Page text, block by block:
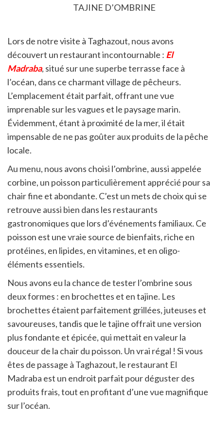
TAJINE D’OMBRINE
Lors de notre visite à Taghazout, nous avons
découvert un restaurant incontournable : El
Madraba, situé sur une superbe terrasse face à
l’océan, dans ce charmant village de pêcheurs.
L’emplacement était parfait, offrant une vue
imprenable sur les vagues et le paysage marin.
Évidemment, étant à proximité de la mer, il était
impensable de ne pas goûter aux produits de la pêche
locale.
Au menu, nous avons choisi l’ombrine, aussi appelée
corbine, un poisson particulièrement apprécié pour sa
chair fine et abondante. C’est un mets de choix qui se
retrouve aussi bien dans les restaurants
gastronomiques que lors d’événements familiaux. Ce
poisson est une vraie source de bienfaits, riche en
protéines, en lipides, en vitamines, et en oligo-
éléments essentiels.
Nous avons eu la chance de tester l’ombrine sous
deux formes : en brochettes et en tajine. Les
brochettes étaient parfaitement grillées, juteuses et
savoureuses, tandis que le tajine offrait une version
plus fondante et épicée, qui mettait en valeur la
douceur de la chair du poisson. Un vrai régal ! Si vous
êtes de passage à Taghazout, le restaurant El
Madraba est un endroit parfait pour déguster des
produits frais, tout en profitant d’une vue magnifique
sur l’océan.